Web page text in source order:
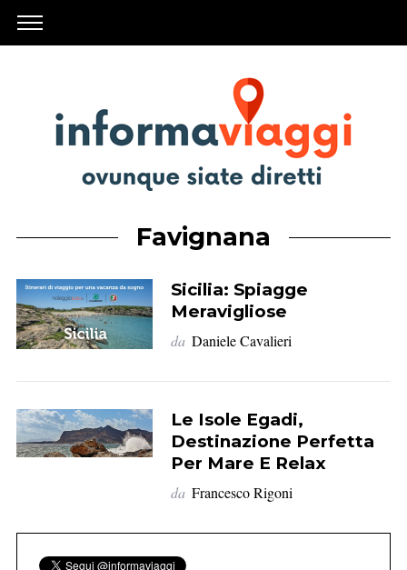
Favignana
Sicilia: Spiagge
Meravigliose
da Daniele Cavalieri
Le Isole Egadi,
Destinazione Perfetta
Per Mare E Relax
da Francesco Rigoni